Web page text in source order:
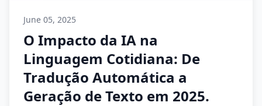
June 05, 2025
O Impacto da IA na
Linguagem Cotidiana: De
Tradução Automática a
Geração de Texto em 2025.